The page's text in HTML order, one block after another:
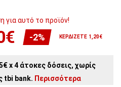
για αυτό το προϊόν!
-2% ΚΕΡΔΊΖΕΤΕ 1,20€
x 4 άτοκες δόσεις, χωρίς
tbi bank. Περισσότερα